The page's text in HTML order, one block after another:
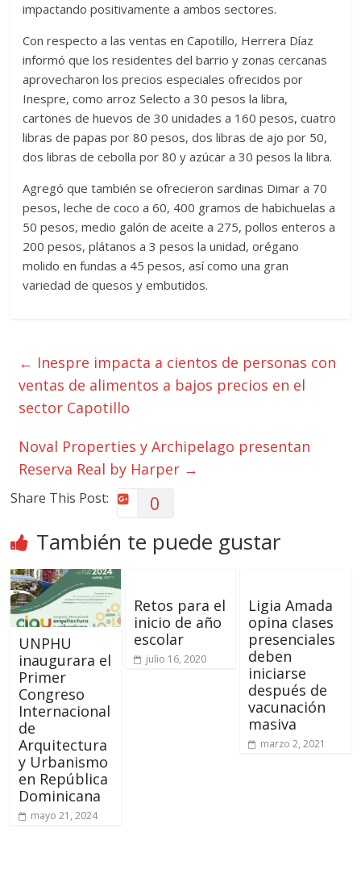
impactando positivamente a ambos sectores.
Con respecto a las ventas en Capotillo, Herrera Díaz
informó que los residentes del barrio y zonas cercanas
aprovecharon los precios especiales ofrecidos por
Inespre, como arroz Selecto a 30 pesos la libra,
cartones de huevos de 30 unidades a 160 pesos, cuatro
libras de papas por 80 pesos, dos libras de ajo por 50,
dos libras de cebolla por 80 y azúcar a 30 pesos la libra.
Agregó que también se ofrecieron sardinas Dimar a 70
pesos, leche de coco a 60, 400 gramos de habichuelas a
50 pesos, medio galón de aceite a 275, pollos enteros a
200 pesos, plátanos a 3 pesos la unidad, orégano
molido en fundas a 45 pesos, así como una gran
variedad de quesos y embutidos.
← Inespre impacta a cientos de personas con
ventas de alimentos a bajos precios en el
sector Capotillo
Noval Properties y Archipelago presentan
Reserva Real by Harper →
Share This Post: 0
También te puede gustar
UNPHU
inaugurara el
Primer
Congreso
Internacional
de
Arquitectura
y Urbanismo
en República
Dominicana
mayo 21, 2024
Retos para el
inicio de año
escolar
julio 16, 2020
Ligia Amada
opina clases
presenciales
deben
iniciarse
después de
vacunación
masiva
marzo 2, 2021